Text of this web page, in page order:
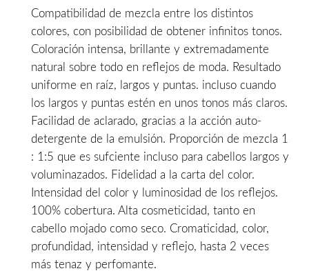
era:
14,00€.
es:
9,99€.
Compatibilidad de mezcla entre los distintos
colores, con posibilidad de obtener infinitos tonos.
Coloración intensa, brillante y extremadamente
natural sobre todo en reflejos de moda. Resultado
uniforme en raíz, largos y puntas. incluso cuando
los largos y puntas estén en unos tonos más claros.
Facilidad de aclarado, gracias a la acción auto-
detergente de la emulsión. Proporción de mezcla 1
: 1:5 que es sufciente incluso para cabellos largos y
voluminazados. Fidelidad a la carta del color.
Intensidad del color y luminosidad de los reflejos.
100% cobertura. Alta cosmeticidad, tanto en
cabello mojado como seco. Cromaticidad, color,
profundidad, intensidad y reflejo, hasta 2 veces
más tenaz y perfomante.